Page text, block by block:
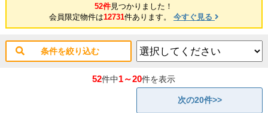
52件見つかりました！
会員限定物件は12731件あります。 今すぐ見る
条件を絞り込む
52件中1～20件を表示
次の20件>>